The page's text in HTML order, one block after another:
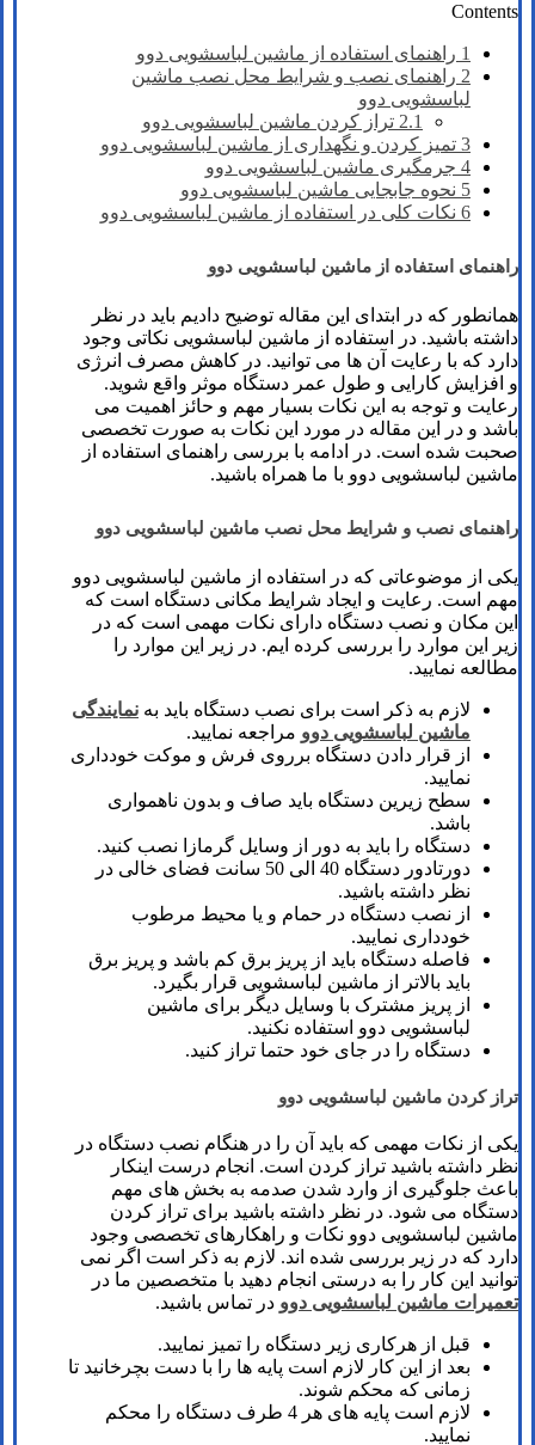
Contents
1 راهنمای استفاده از ماشین لباسشویی دوو
2 راهنمای نصب و شرایط محل نصب ماشین
لباسشویی دوو
2.1 تراز کردن ماشین لباسشویی دوو
3 تمیز کردن و نگهداری از ماشین لباسشویی دوو
4 جرمگیری ماشین لباسشویی دوو
5 نحوه جابجایی ماشین لباسشویی دوو
6 نکات کلی در استفاده از ماشین لباسشویی دوو
راهنمای استفاده از ماشین لباسشویی دوو
همانطور که در ابتدای این مقاله توضیح دادیم باید در نظر
داشته باشید. در استفاده از ماشین لباسشویی نکاتی وجود
دارد که با رعایت آن ها می توانید. در کاهش مصرف انرژی
و افزایش کارایی و طول عمر دستگاه موثر واقع شوید.
رعایت و توجه به این نکات بسیار مهم و حائز اهمیت می
باشد و در این مقاله در مورد این نکات به صورت تخصصی
صحبت شده است. در ادامه با بررسی راهنمای استفاده از
ماشین لباسشویی دوو با ما همراه باشید.
راهنمای نصب و شرایط محل نصب ماشین لباسشویی دوو
یکی از موضوعاتی که در استفاده از ماشین لباسشویی دوو
مهم است. رعایت و ایجاد شرایط مکانی دستگاه است که
این مکان و نصب دستگاه دارای نکات مهمی است که در
زیر این موارد را بررسی کرده ایم. در زیر این موارد را
مطالعه نمایید.
لازم به ذکر است برای نصب دستگاه باید به نمایندگی
ماشین لباسشویی دوو مراجعه نمایید.
از قرار دادن دستگاه برروی فرش و موکت خودداری
نمایید.
سطح زیرین دستگاه باید صاف و بدون ناهمواری
باشد.
دستگاه را باید به دور از وسایل گرمازا نصب کنید.
دورتادور دستگاه 40 الی 50 سانت فضای خالی در
نظر داشته باشید.
از نصب دستگاه در حمام و یا محیط مرطوب
خودداری نمایید.
فاصله دستگاه باید از پریز برق کم باشد و پریز برق
باید بالاتر از ماشین لباسشویی قرار بگیرد.
از پریز مشترک با وسایل دیگر برای ماشین
لباسشویی دوو استفاده نکنید.
دستگاه را در جای خود حتما تراز کنید.
تراز کردن ماشین لباسشویی دوو
یکی از نکات مهمی که باید آن را در هنگام نصب دستگاه در
نظر داشته باشید تراز کردن است. انجام درست اینکار
باعث جلوگیری از وارد شدن صدمه به بخش های مهم
دستگاه می شود. در نظر داشته باشید برای تراز کردن
ماشین لباسشویی دوو نکات و راهکارهای تخصصی وجود
دارد که در زیر بررسی شده اند. لازم به ذکر است اگر نمی
توانید این کار را به درستی انجام دهید با متخصصین ما در
تعمیرات ماشین لباسشویی دوو در تماس باشید.
قبل از هرکاری زیر دستگاه را تمیز نمایید.
بعد از این کار لازم است پایه ها را با دست بچرخانید تا
زمانی که محکم شوند.
لازم است پایه های هر 4 طرف دستگاه را محکم
نمایید.